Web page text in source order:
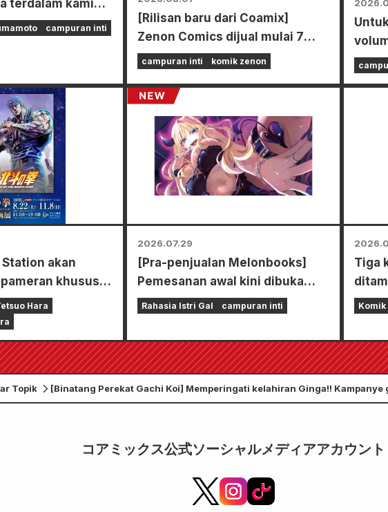
terdalam kami
pihak yangcampuran inti
[Rilisan baru dari Coamix]
Zenon Comics dijual mulai 7
Agustus (Jumat)!
campuran inti komik zenon
akan
khusus
North Star"!!
Hara
2026.07.29
[Pra-penjualan Melonbooks]
Pemesanan awal kini dibuka
untuk set edisi terbatas dengan
menampilkan ilustrasi Fuyuki
Tojo yang sangat indah karya
Kudou! Volume 6 terbaru dari
"The Secret of the Gal Bride"
Rahasia Istri Gal campuran inti
Tiga
akan
24
Komik
Topik [Binatang Perekat Gachi Koi] Memperingati kelahiran Ginga!!
コアミックス公式ソーシャルメディアアカウント